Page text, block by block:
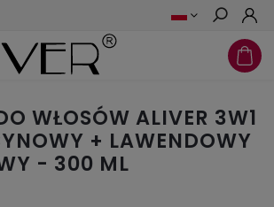
Szukaj
WŁOSÓW ALIVER 3W1
+ LAWENDOWY
- 300 ML